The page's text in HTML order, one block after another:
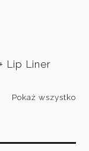
Lip Liner
Pokaż wszystko